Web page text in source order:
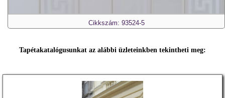
Cikkszám: 93524-5
Tapétakatalógusunkat az alábbi üzleteinkben tekintheti meg: